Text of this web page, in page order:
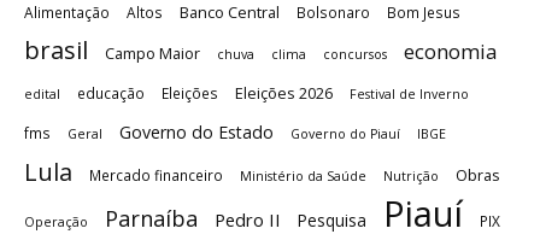
Alimentação Altos Banco Central Bolsonaro Bom Jesus
brasil Campo Maior chuva clima concursos economia
edital educação Eleições Eleições 2026 Festival de Inverno
fms Geral Governo do Estado Governo do Piauí IBGE
Lula Mercado financeiro Ministério da Saúde Nutrição Obras
Operação Parnaíba Pedro II Pesquisa Piauí PIX